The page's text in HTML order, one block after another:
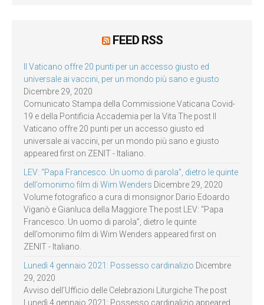
FEED RSS
Il Vaticano offre 20 punti per un accesso giusto ed
universale ai vaccini, per un mondo più sano e giusto
Dicembre 29, 2020
Comunicato Stampa della Commissione Vaticana Covid-
19 e della Pontificia Accademia per la Vita The post Il
Vaticano offre 20 punti per un accesso giusto ed
universale ai vaccini, per un mondo più sano e giusto
appeared first on ZENIT - Italiano.
LEV: “Papa Francesco. Un uomo di parola”, dietro le quinte
dell’omonimo film di Wim Wenders Dicembre 29, 2020
Volume fotografico a cura di monsignor Dario Edoardo
Viganò e Gianluca della Maggiore The post LEV: “Papa
Francesco. Un uomo di parola”, dietro le quinte
dell’omonimo film di Wim Wenders appeared first on
ZENIT - Italiano.
Lunedì 4 gennaio 2021: Possesso cardinalizio Dicembre
29, 2020
Avviso dell’Ufficio delle Celebrazioni Liturgiche The post
Lunedì 4 gennaio 2021: Possesso cardinalizio appeared